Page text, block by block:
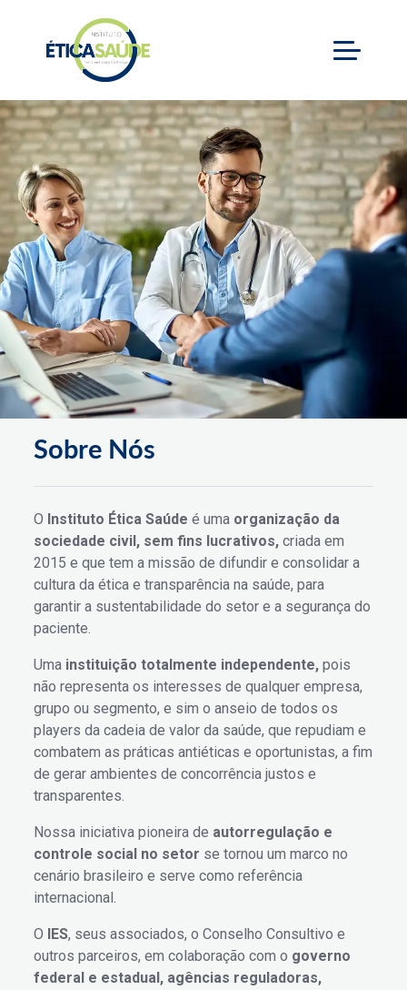
Quem Somos
Home Quem Somos
Sobre Nós
O Instituto Ética Saúde é uma organização da
sociedade civil, sem fins lucrativos,criada em
2015 e que tem a missão de difundir e consolidar a
cultura da ética e transparência na saúde, para
garantir a sustentabilidade do setor e a segurança do
paciente.
Uma instituição totalmente independente,pois
não representa os interesses de qualquer empresa,
grupo ou segmento, e sim o anseio de todos os
players da cadeia de valor da saúde, que repudiam e
combatem as práticas antiéticas e oportunistas, a fim
de gerar ambientes de concorrência justos e
transparentes.
Nossa iniciativa pioneira de autorregulação e
controle social no setor se tornou um marco no
cenário brasileiro e serve como referência
internacional.
O IES, seus associados, o Conselho Consultivo e
outros parceiros, em colaboração com o governo
federal e estadual, agências reguladoras,